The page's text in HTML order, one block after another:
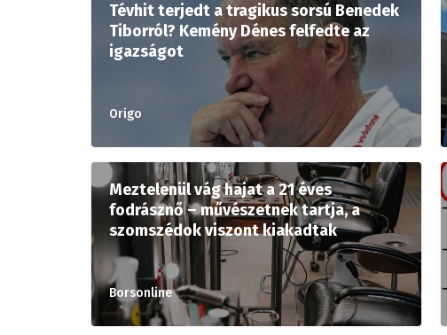
Tévhit terjedt a tragikus sorsú Benedek
Tiborról? Kemény Dénes felfedte az
igazságot
Origo
Meztelenül vág hajat a 21 éves
fodrásznő – művészetnek tartja, a
szomszédok viszont kiakadtak
Borsonline